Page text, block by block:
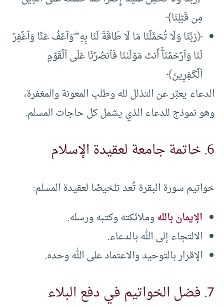
مِن قَبۡلِنَا﴾
﴿رَبَّنَا وَلَا تُحَمِّلۡنَا مَا لَا طَاقَةَ لَنَا بِهِۦۖ وَٱعۡفُ عَنَّا وَٱغۡفِرۡ
لَنَا وَٱرۡحَمۡنَآۚ أَنتَ مَوۡلَىٰنَا فَٱنصُرۡنَا عَلَى ٱلۡقَوۡمِ
ٱلۡكَـٰفِرِينَ﴾
الدعاء يعبِّر عن التذلل لله وطلب المعونة والمغفرة،
وهو نموذج للدعاء الذي يشمل كل حاجات المسلم.
6. خاتمة جامعة لعقيدة الإسلام
خواتيم سورة البقرة تُعد تلخيصًا لعقيدة المسلم:
الإيمان باللهوملائكته وكتبه ورسله.
الالتجاء إلى الله بالدعاء.
الإقرار بالتوحيد والاعتماد على الله وحده.
7. فضل الخواتيم في دفع البلاء